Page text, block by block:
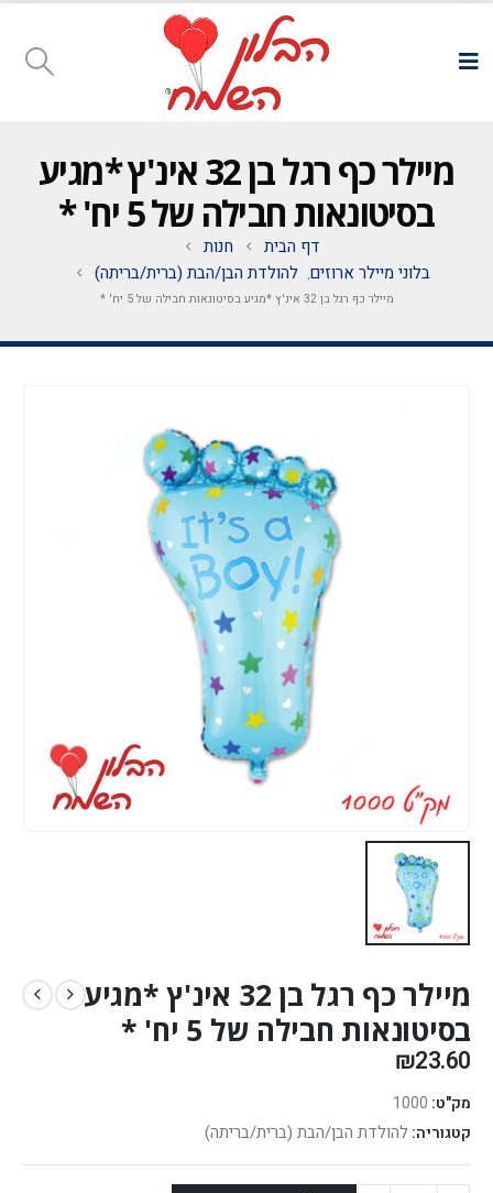
מיילר כף רגל בן 32 אינ'ץ *מגיע
בסיטונאות חבילה של 5 יח' *
דף הבית
חנות
בלוני מיילר ארוזים, להולדת הבן/הבת (ברית/בריתה)
מיילר כף רגל בן 32 אינ'ץ *מגיע בסיטונאות חבילה של 5 יח' *
מיילר כף רגל בן 32 אינ'ץ *מגיע
בסיטונאות חבילה של 5 יח' *
₪23.60
מק"ט: 1000
קטגוריה: להולדת הבן/הבת (ברית/בריתה)